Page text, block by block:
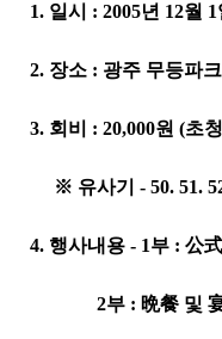
1. 일시 : 2005년 12월
2. 장소 : 광주 무등파
3. 회비 : 20,000원 (초
※ 유사기 - 50. 51. 52
4. 행사내용 - 1부 : 公
2부 : 晩餐 및 宴